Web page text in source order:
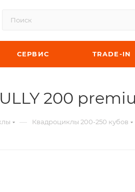
СЕРВИС TRADE-IN
200
— Квадроциклы 200-250 кубов